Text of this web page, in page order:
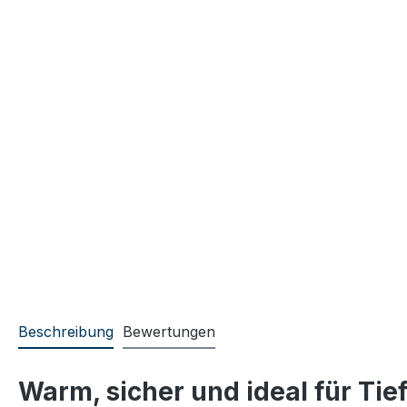
Beschreibung Bewertungen
Warm, sicher und ideal für